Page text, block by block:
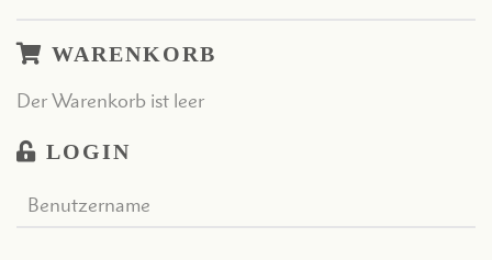
WARENKORB
Der Warenkorb ist leer
LOGIN